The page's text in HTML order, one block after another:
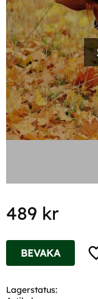
489 kr
BEVAKA
Lagerstatus